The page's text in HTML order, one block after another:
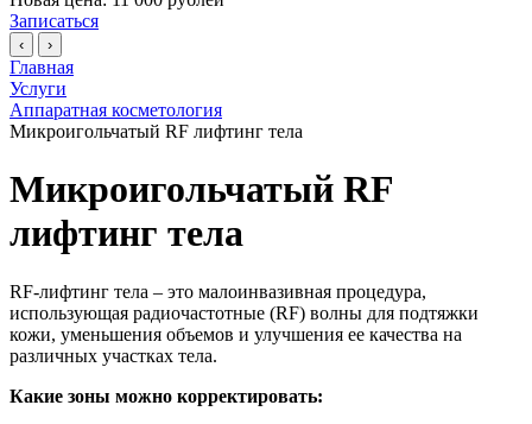
Записаться
‹ ›
Главная
Услуги
Аппаратная косметология
Микроигольчатый RF лифтинг тела
Микроигольчатый RF
лифтинг тела
RF-лифтинг тела – это малоинвазивная процедура,
использующая радиочастотные (RF) волны для подтяжки
кожи, уменьшения объемов и улучшения ее качества на
различных участках тела.
Какие зоны можно корректировать: